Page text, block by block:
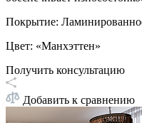
Покрытие:
Цвет: «Манхэттен»
Получить консультацию
Добавить к сравнению